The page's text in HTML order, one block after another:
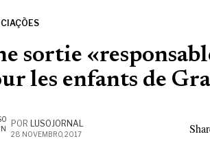
sortie
les enfants de
POR LUSOJORNAL
28 NOVEMBRO, 2017